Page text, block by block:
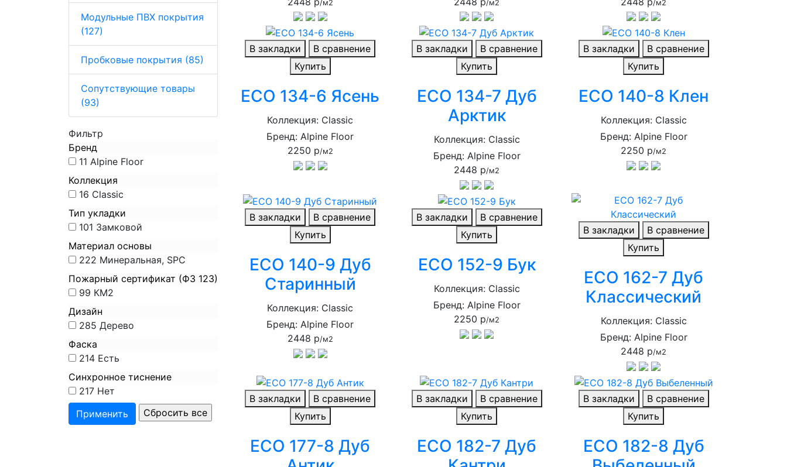
Модульные ПВХ покрытия
(127)
Пробковые покрытия (85)
Сопутствующие товары
(93)
Фильтр
Бренд
11 Alpine Floor
Коллекция
16 Classic
Тип укладки
101 Замковой
Материал основы
222 Минеральная, SPC
Пожарный сертификат (ФЗ 123)
99 КМ2
Дизайн
285 Дерево
Фаска
214 Есть
Синхронное тиснение
217 Нет
/м2 /м2 /м2
В закладки
В сравнение
Купить
ECO 134-6 Ясень
Коллекция: Classic
Бренд: Alpine Floor
2250 р/м2
В закладки
В сравнение
Купить
ECO 134-7 Дуб
Арктик
Коллекция: Classic
Бренд: Alpine Floor
2448 р/м2
В закладки
В сравнение
Купить
ECO 140-8 Клен
Коллекция: Classic
Бренд: Alpine Floor
2250 р/м2
В закладки
В сравнение
Купить
ECO 140-9 Дуб
Старинный
Коллекция: Classic
Бренд: Alpine Floor
2448 р/м2
В закладки
В сравнение
Купить
ECO 152-9 Бук
Коллекция: Classic
Бренд: Alpine Floor
2250 р/м2
В закладки
В сравнение
Купить
ECO 162-7 Дуб
Классический
Коллекция: Classic
Бренд: Alpine Floor
2448 р/м2
В закладки
В сравнение
Купить
ECO 177-8 Дуб
В закладки
В сравнение
Купить
ECO 182-7 Дуб
В закладки
В сравнение
Купить
ECO 182-8 Дуб